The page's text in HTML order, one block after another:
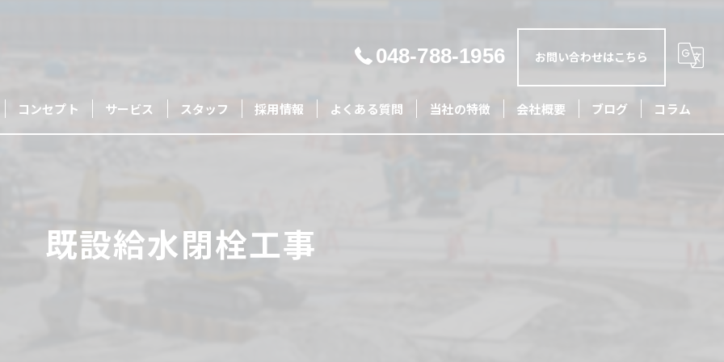
048-788-1956 お問い合わせはこちら
コンセプト サービス スタッフ 採用情報 よくある質問 当社の特徴 会社概要 ブログ コラム
既設給水閉栓工事